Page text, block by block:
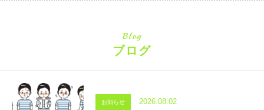
Blog
ブログ
お知らせ 2026.08.02